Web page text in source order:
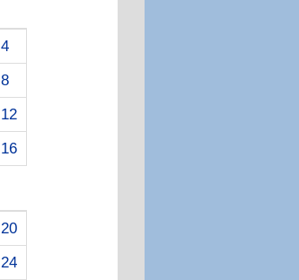
4
8
12
16
20
24